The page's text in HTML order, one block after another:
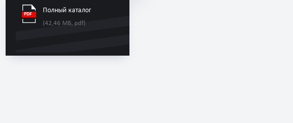
Полный каталог
(42,46 МБ, pdf)